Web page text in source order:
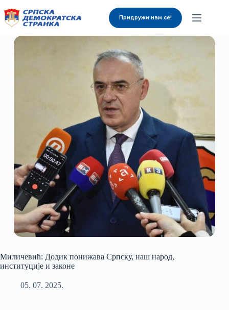
Изабрани представници
Придружи нам се!
Миличевић: Додик понижава Српску, наш народ,
институције и законе
05. 07. 2025.